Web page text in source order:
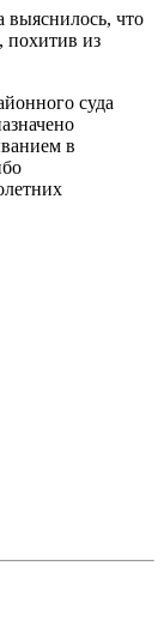
выяснилось, что
похитив из
суда
в